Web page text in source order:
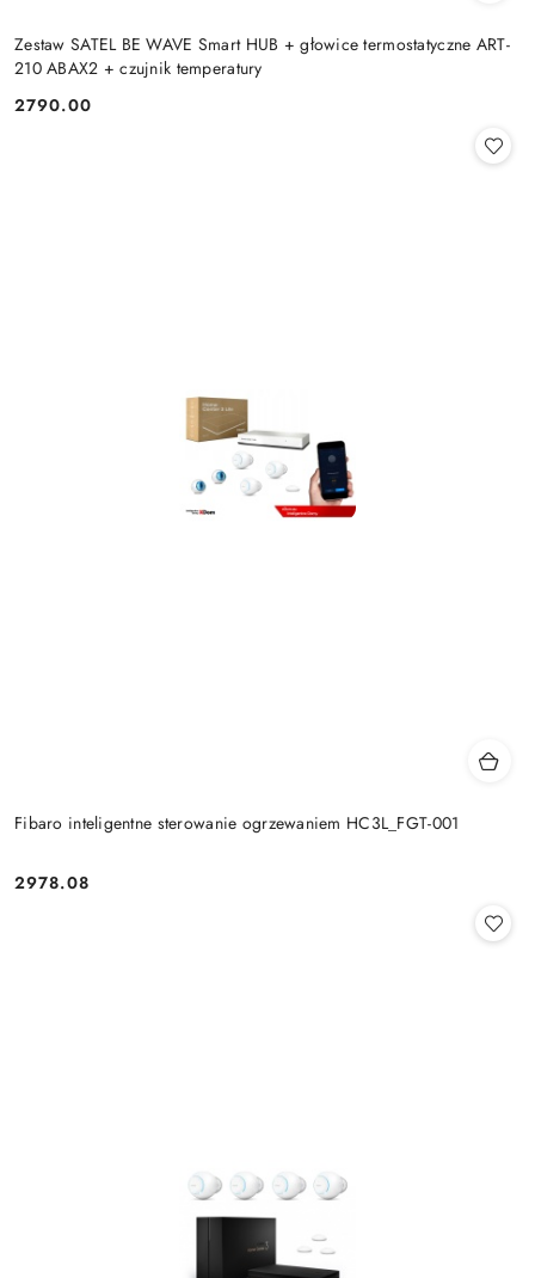
Zestaw SATEL BE WAVE Smart HUB + głowice termostatyczne ART-
210 ABAX2 + czujnik temperatury
Cena:
2790.00
Fibaro inteligentne sterowanie ogrzewaniem HC3L_FGT-001
Cena:
2978.08